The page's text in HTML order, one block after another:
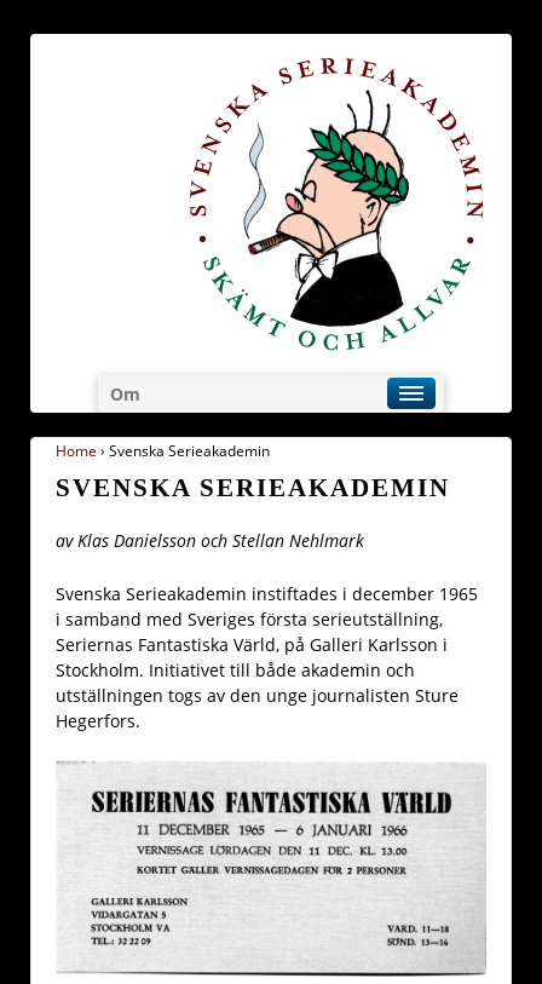
Om
Home › Svenska Serieakademin
SVENSKA SERIEAKADEMIN
av Klas Danielsson och Stellan Nehlmark
Svenska Serieakademin instiftades i december 1965
i samband med Sveriges första serieutställning,
Seriernas Fantastiska Värld, på Galleri Karlsson i
Stockholm. Initiativet till både akademin och
utställningen togs av den unge journalisten Sture
Hegerfors.